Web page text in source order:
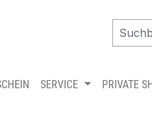
SERVICE PRIVATE